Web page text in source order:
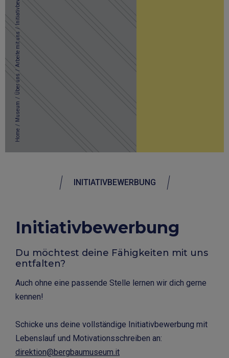
Home
/
Museum
/
Über uns
/
Arbeite mit uns
/
INITIATIVBEWERBUNG
Initiativbewerbung
Du möchtest deine Fähigkeiten mit uns
entfalten?
Auch ohne eine passende Stelle lernen wir dich gerne
kennen!
Schicke uns deine vollständige Initiativbewerbung mit
Lebenslauf und Motivationsschreiben an:
direktion@bergbaumuseum.it